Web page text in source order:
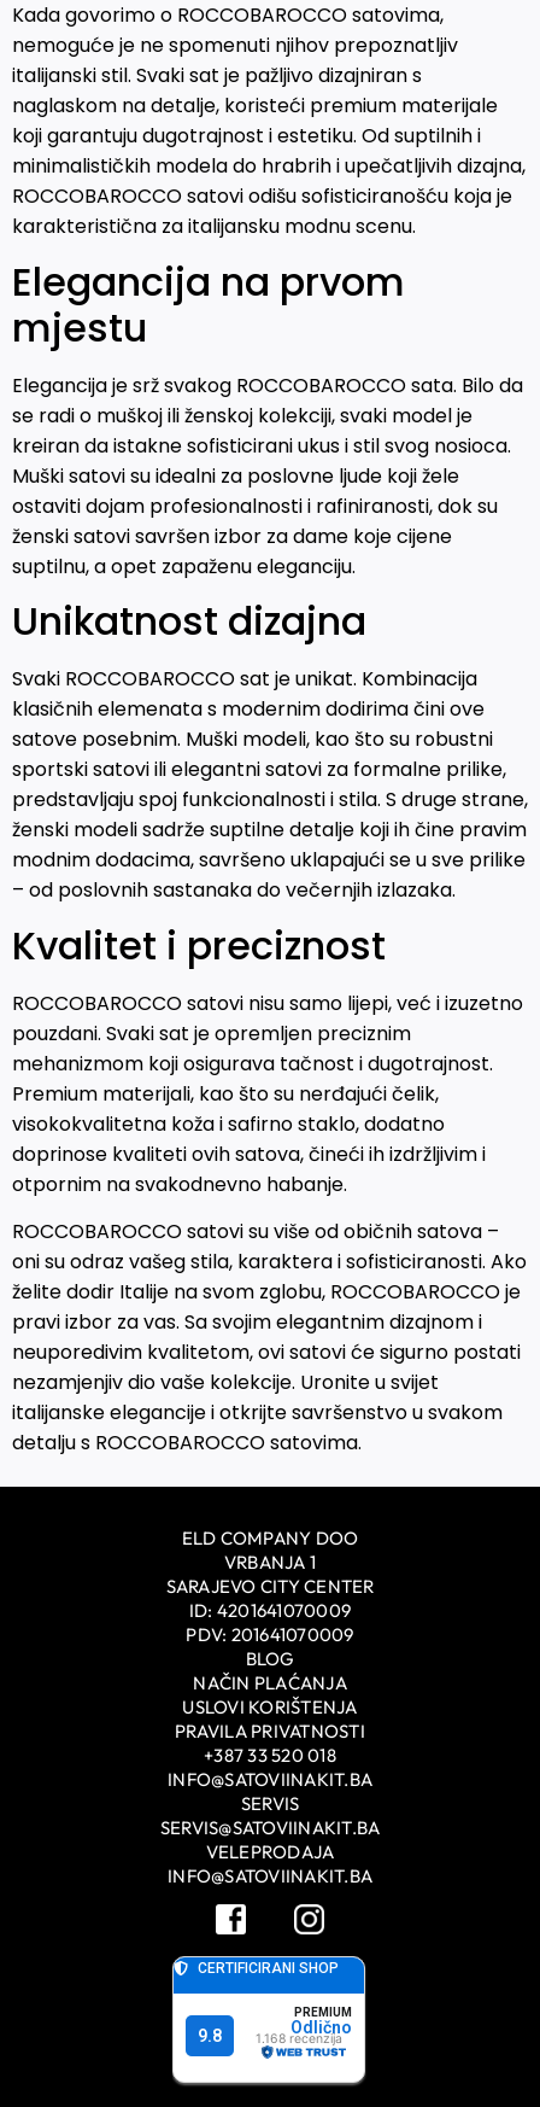
Kada govorimo o ROCCOBAROCCO satovima,
nemoguće je ne spomenuti njihov prepoznatljiv
italijanski stil. Svaki sat je pažljivo dizajniran s
naglaskom na detalje, koristeći premium materijale
koji garantuju dugotrajnost i estetiku. Od suptilnih i
minimalističkih modela do hrabrih i upečatljivih dizajna,
ROCCOBAROCCO satovi odišu sofisticiranošću koja je
karakteristična za italijansku modnu scenu.
Elegancija na prvom
mjestu
Elegancija je srž svakog ROCCOBAROCCO sata. Bilo da
se radi o muškoj ili ženskoj kolekciji, svaki model je
kreiran da istakne sofisticirani ukus i stil svog nosioca.
Muški satovi su idealni za poslovne ljude koji žele
ostaviti dojam profesionalnosti i rafiniranosti, dok su
ženski satovi savršen izbor za dame koje cijene
suptilnu, a opet zapaženu eleganciju.
Unikatnost dizajna
Svaki ROCCOBAROCCO sat je unikat. Kombinacija
klasičnih elemenata s modernim dodirima čini ove
satove posebnim. Muški modeli, kao što su robustni
sportski satovi ili elegantni satovi za formalne prilike,
predstavljaju spoj funkcionalnosti i stila. S druge strane,
ženski modeli sadrže suptilne detalje koji ih čine pravim
modnim dodacima, savršeno uklapajući se u sve prilike
– od poslovnih sastanaka do večernjih izlazaka.
Kvalitet i preciznost
ROCCOBAROCCO satovi nisu samo lijepi, već i izuzetno
pouzdani. Svaki sat je opremljen preciznim
mehanizmom koji osigurava tačnost i dugotrajnost.
Premium materijali, kao što su nerđajući čelik,
visokokvalitetna koža i safirno staklo, dodatno
doprinose kvaliteti ovih satova, čineći ih izdržljivim i
otpornim na svakodnevno habanje.
ROCCOBAROCCO satovi su više od običnih satova –
oni su odraz vašeg stila, karaktera i sofisticiranosti. Ako
želite dodir Italije na svom zglobu, ROCCOBAROCCO je
pravi izbor za vas. Sa svojim elegantnim dizajnom i
neuporedivim kvalitetom, ovi satovi će sigurno postati
nezamjenjiv dio vaše kolekcije. Uronite u svijet
italijanske elegancije i otkrijte savršenstvo u svakom
detalju s ROCCOBAROCCO satovima.
ELD COMPANY DOO
VRBANJA 1
SARAJEVO CITY CENTER
ID: 4201641070009
PDV: 201641070009
BLOG
NAČIN PLAĆANJA
USLOVI KORIŠTENJA
PRAVILA PRIVATNOSTI
+387 33 520 018
INFO@SATOVIINAKIT.BA
SERVIS
SERVIS@SATOVIINAKIT.BA
VELEPRODAJA
INFO@SATOVIINAKIT.BA